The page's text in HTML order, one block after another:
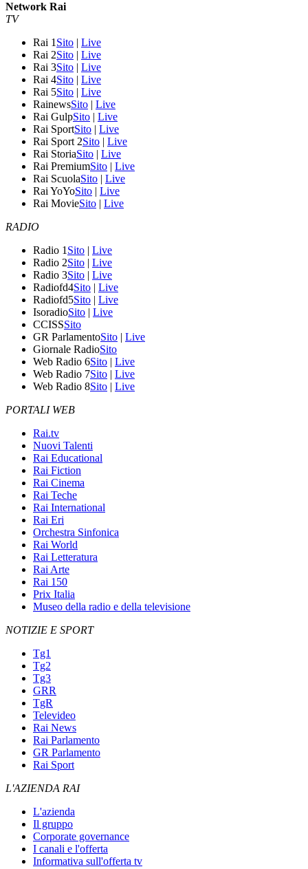
Network Rai
TV
Rai 1 Sito | Live
Rai 2Sito | Live
Rai 3Sito | Live
Rai 4Sito | Live
Rai 5Sito | Live
RainewsSito | Live
Rai GulpSito | Live
Rai SportSito | Live
Rai Sport 2Sito | Live
Rai StoriaSito | Live
Rai PremiumSito | Live
Rai ScuolaSito | Live
Rai YoYoSito | Live
Rai MovieSito | Live
RADIO
Radio 1 Sito | Live
Radio 2Sito | Live
Radio 3Sito | Live
Radiofd4Sito | Live
Radiofd5Sito | Live
IsoradioSito | Live
CCISSSito
GR ParlamentoSito | Live
Giornale RadioSito
Web Radio 6Sito | Live
Web Radio 7Sito | Live
Web Radio 8Sito | Live
PORTALI WEB
Rai.tv
Nuovi Talenti
Rai Educational
Rai Fiction
Rai Cinema
Rai Teche
Rai International
Rai Eri
Orchestra Sinfonica
Rai World
Rai Letteratura
Rai Arte
Rai 150
Prix Italia
Museo della radio e della televisione
NOTIZIE E SPORT
Tg1
Tg2
Tg3
GRR
TgR
Televideo
Rai News
Rai Parlamento
GR Parlamento
Rai Sport
L'AZIENDA RAI
L'azienda
Il gruppo
Corporate governance
I canali e l'offerta
Informativa sull'offerta tv